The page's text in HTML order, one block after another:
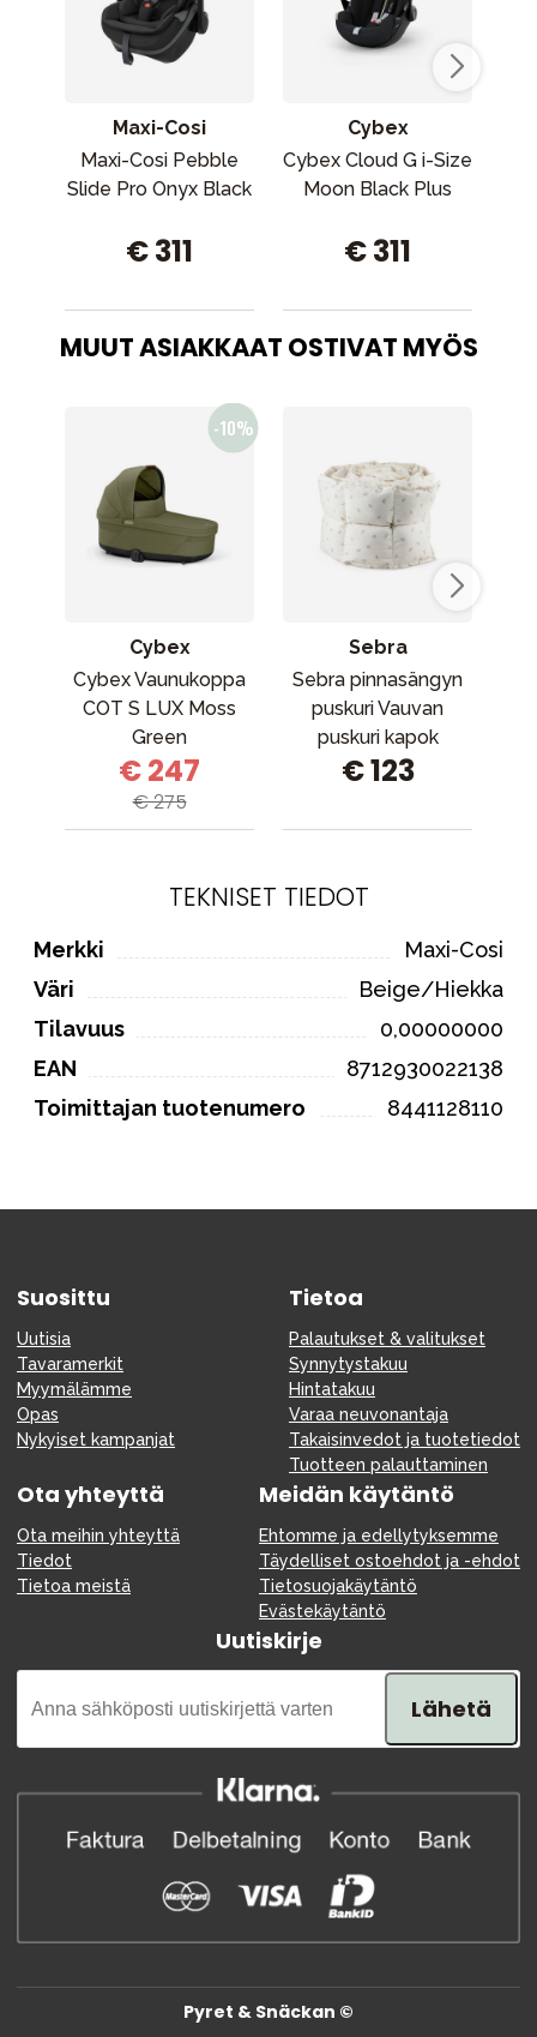
Maxi-Cosi
Maxi-Cosi Pebble
Slide Pro Onyx Black
€ 311
Cybex
Cybex Cloud G i-Size
Moon Black Plus
€ 311
MUUT ASIAKKAAT OSTIVAT MYÖS
Cybex
Cybex Vaunukoppa
COT S LUX Moss
Green
€ 247
€ 275
Sebra
Sebra pinnasängyn
puskuri Vauvan
puskuri kapok
Sophora Leaves
€ 123
TEKNISET TIEDOT
Merkki
Maxi-Cosi
Väri
Beige/Hiekka
Tilavuus
0,00000000
EAN
8712930022138
Toimittajan tuotenumero
8441128110
Suosittu
Uutisia
Tavaramerkit
Myymälämme
Opas
Nykyiset kampanjat
Tietoa
Palautukset & valitukset
Synnytystakuu
Hintatakuu
Varaa neuvonantaja
Takaisinvedot ja tuotetiedot
Tuotteen palauttaminen
Ota yhteyttä
Ota meihin yhteyttä
Tiedot
Tietoa meistä
Meidän käytäntö
Ehtomme ja edellytyksemme
Täydelliset ostoehdot ja -ehdot
Tietosuojakäytäntö
Evästekäytäntö
Uutiskirje
Lähetä
Pyret & Snäckan ©